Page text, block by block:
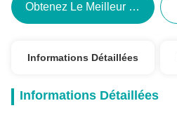
Obtenez Le Meilleur Prix
Informations Détaillées
Informations Détaillées